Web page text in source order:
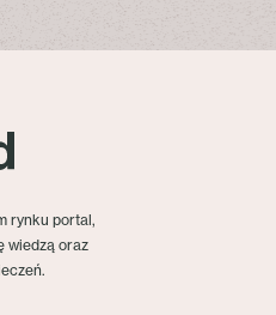
rynku portal,
wiedzą oraz